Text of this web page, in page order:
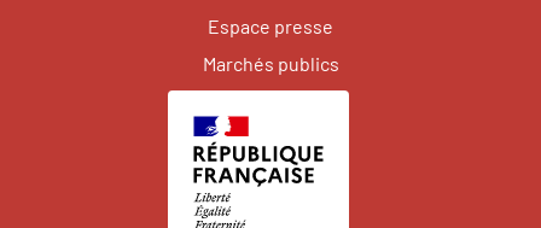
Espace presse
Marchés publics